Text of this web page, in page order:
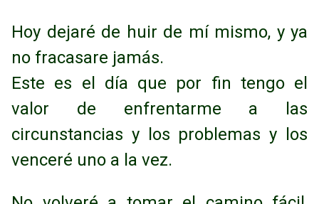
Hoy dejaré de huir de mí mismo, y ya
no fracasare jamás.
Este es el día que por fin tengo el
valor de enfrentarme a las
circunstancias y los problemasy los
venceré uno a la vez.